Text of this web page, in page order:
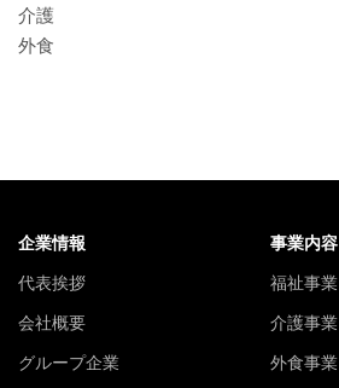
介護
外食
企業情報
代表挨拶
会社概要
グループ企業
事業内容
福祉事業
介護事業
外食事業